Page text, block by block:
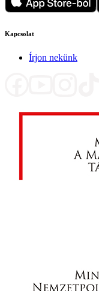
Kapcsolat
Írjon nekünk